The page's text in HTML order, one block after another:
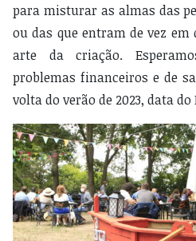
para misturar as almas das
ou das que entram de vez
arte da criação.
problemas financeiros e de
volta do verão de 2023, data